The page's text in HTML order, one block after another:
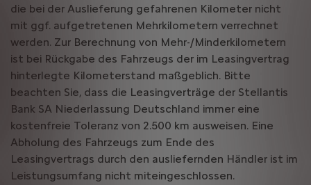
die bei der Auslieferung gefahrenen Kilometer nicht
mit ggf. aufgetretenen Mehrkilometern verrechnet
werden. Zur Berechnung von Mehr-/Minderkilometern
ist bei Rückgabe des Fahrzeugs der im Leasingvertrag
hinterlegte Kilometerstand maßgeblich. Bitte
beachten Sie, dass die Leasingverträge der Stellantis
Bank SA Niederlassung Deutschland immer eine
kostenfreie Toleranz von 2.500 km ausweisen. Eine
Abholung des Fahrzeugs zum Ende des
Leasingvertrags durch den ausliefernden Händler ist im
Leistungsumfang nicht miteingeschlossen.